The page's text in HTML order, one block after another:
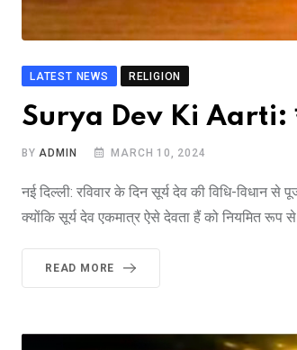
LATEST NEWS RELIGION
Surya Dev Ki Aarti: ऊँ
BY ADMIN MARCH 10, 2024
नई दिल्ली: रविवार के दिन सूर्य देव की विधि-विधान
क्योंकि सूर्य देव एकमात्र ऐसे देवता हैं को नियमित रूप से
READ MORE